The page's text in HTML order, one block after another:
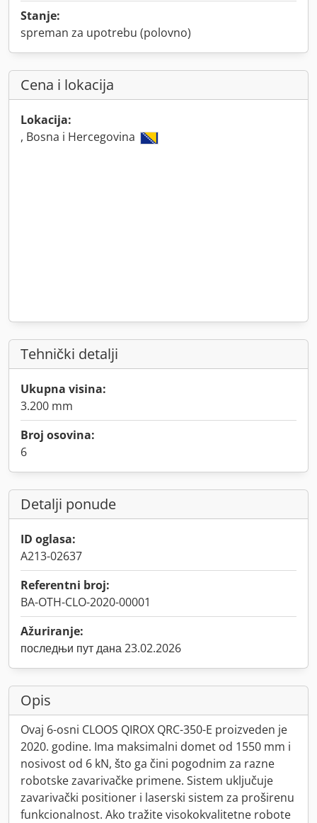
Stanje:
spreman za upotrebu (polovno)
Cena i lokacija
Lokacija:
, Bosna i Hercegovina
Tehnički detalji
Ukupna visina:
3.200 mm
Broj osovina:
6
Detalji ponude
ID oglasa:
A213-02637
Referentni broj:
BA-OTH-CLO-2020-00001
Ažuriranje:
последњи пут дана 23.02.2026
Opis
Ovaj 6-osni CLOOS QIROX QRC-350-E proizveden je
2020. godine. Ima maksimalni domet od 1550 mm i
nosivost od 6 kN, što ga čini pogodnim za razne
robotske zavarivačke primene. Sistem uključuje
zavarivački positioner i laserski sistem za proširenu
funkcionalnost. Ako tražite visokokvalitetne robote